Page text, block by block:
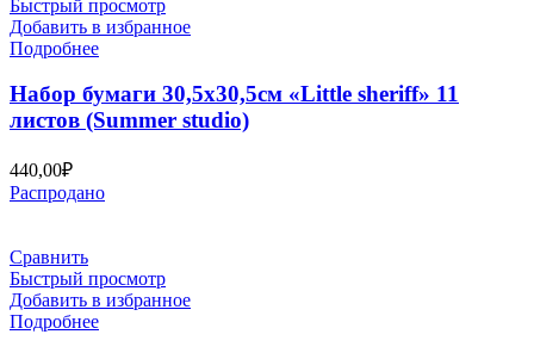
Быстрый просмотр
Добавить в избранное
Подробнее
Набор бумаги 30,5х30,5см «Little sheriff» 11
листов (Summer studio)
440,00₽
Распродано
Сравнить
Быстрый просмотр
Добавить в избранное
Подробнее